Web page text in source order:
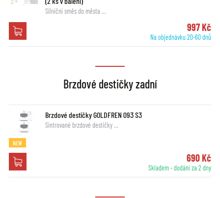
Silniční směs do města …
997 Kč
Na objednávku 20-60 dnů
Brzdové destičky zadní
Brzdové destičky GOLDFREN 093 S3
Sintrované brzdové destičky …
NEW
690 Kč
Skladem - dodání za 2 dny